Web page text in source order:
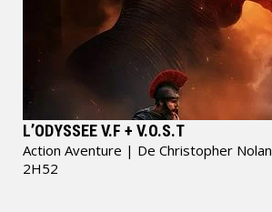
L’ODYSSEE V.F + V.O.S.T
Action Aventure | De Christopher Nolan
2H52